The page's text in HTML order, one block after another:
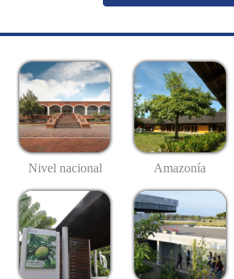
Nivel nacional Amazonía